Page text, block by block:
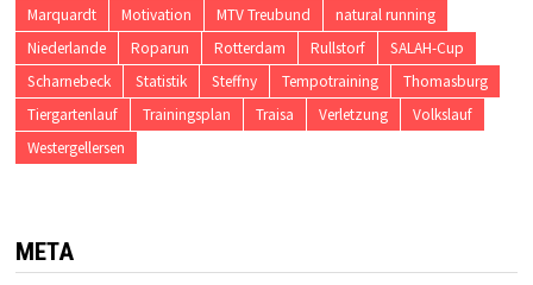
Marquardt
Motivation MTV Treubund
natural running
Niederlande
Roparun Rotterdam Rullstorf
SALAH-Cup
Scharnebeck
Statistik Steffny Tempotraining
Thomasburg
Tiergartenlauf
Trainingsplan Traisa Verletzung
Volkslauf
Westergellersen
META